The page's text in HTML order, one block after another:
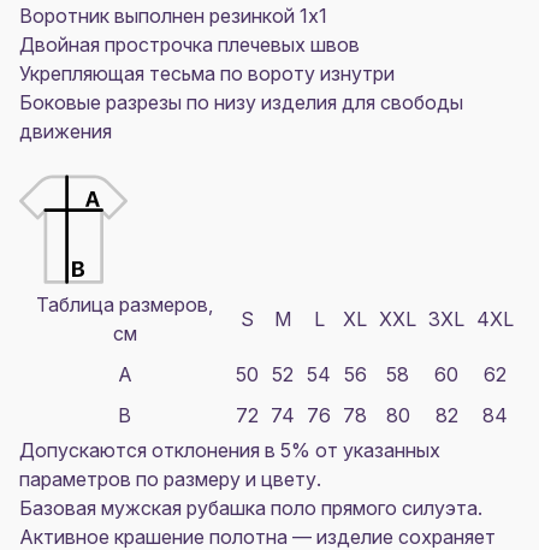
Воротник выполнен резинкой 1x1
Двойная прострочка плечевых швов
Укрепляющая тесьма по вороту изнутри
Боковые разрезы по низу изделия для свободы
движения
Таблица размеров,
см
S M L XL XXL 3XL 4XL
A 50 52 54 56 58 60
62
B
72 74 76 78 80 82
84
Допускаются отклонения в 5% от указанных
параметров по размеру и цвету.
Базовая мужская рубашка поло прямого силуэта.
Активное крашение полотна — изделие сохраняет